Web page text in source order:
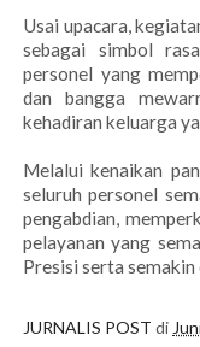
Usai upacara,
sebagai simbol
personel yang
dan bangga
kehadiran keluarga
Melalui kenaikan
seluruh personel
pengabdian,
pelayanan yang
Presisi serta
JURNALIS POST di